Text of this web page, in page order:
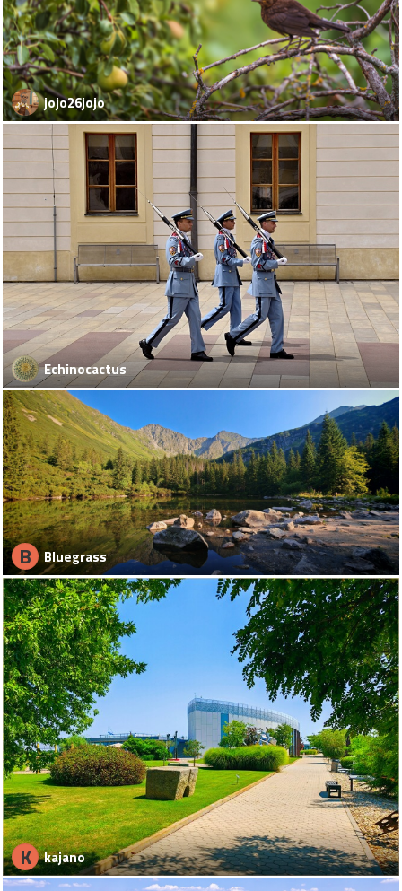
jojo26jojo
Echinocactus
B Bluegrass
K kajano